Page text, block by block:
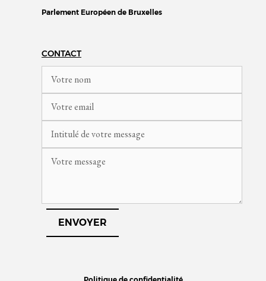
Parlement Européen de Bruxelles
CONTACT